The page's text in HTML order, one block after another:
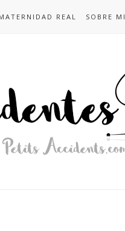
REAL SOBRE MI